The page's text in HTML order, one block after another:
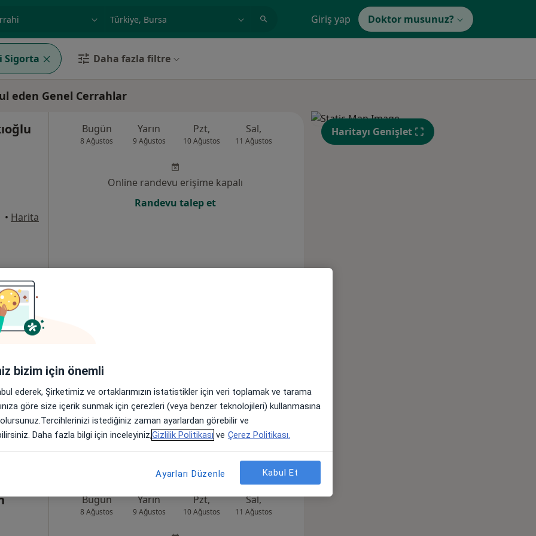
Giriş yap Doktor musunuz?
Sigorta Daha fazla filtre
eden Genel Cerrahlar
• Harita
Bugün
8 Ağustos
Yarın
9 Ağustos
Pzt,
10 Ağustos
Sal,
11 Ağustos 12 Ağustos
Per,
13 Ağustos
Cum,
14 Ağustos
Online randevu erişime kapalı
Randevu talep et
• Harita
Randevu talep et
Bugün
8 Ağustos
Yarın
9 Ağustos
Pzt,
10 Ağustos
Sal,
11 Ağustos
Çar,
Haritayı Genişlet
bizim için önemli
ederek, Şirketimiz ve ortaklarımızın istatistikler için veri toplamak ve tarama
göre size içerik sunmak için çerezleri (veya benzer teknolojileri) kullanmasına
istediğiniz zaman ayarlardan görebilir ve
Daha fazla bilgi için inceleyiniz,Gizlilik Politikası ve Çerez Politikası.
Ayarları Düzenle Kabul Et